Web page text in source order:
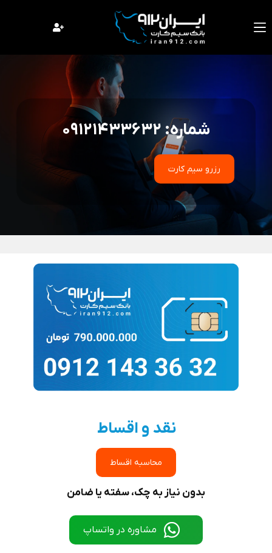
محتوا
شماره: 09121433632
رزرو سیم کارت
نقد و اقساط
محاسبه اقساط
بدون نیاز به چک، سفته یا ضامن
مشاوره در واتساپ